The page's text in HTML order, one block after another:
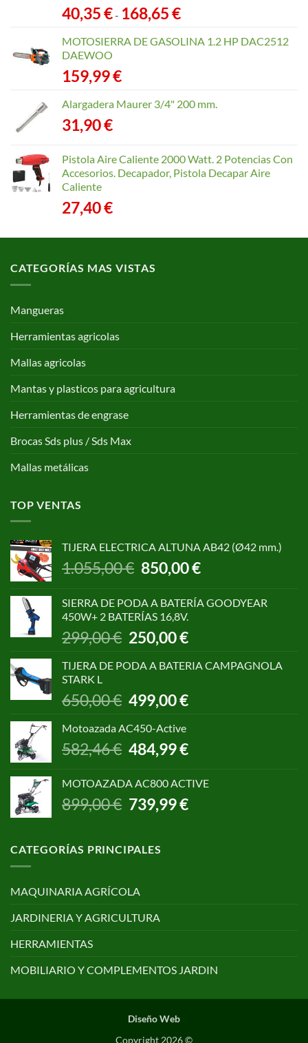
40,35€- 168,65€Rango
precios:
MOTOSIERRA DE GASOLINA 1.2 HP DAC2512
DAEWOO
159,99€
Alargadera Maurer 3/4" 200 mm.
31,90€
Pistola Aire Caliente 2000 Watt. 2 Potencias Con
Accesorios. Decapador, Pistola Decapar Aire
Caliente
27,40€
CATEGORÍAS MAS VISTAS
Mangueras
Herramientas agricolas
Mallas agricolas
Mantas y plasticos para agricultura
Herramientas de engrase
Brocas Sds plus / Sds Max
Mallas metálicas
TOP VENTAS
TIJERA ELECTRICA ALTUNA AB42 (Ø42 mm.)
1.055,00€ El
precio
era:
1.055,00 €.
850,00€El
es:
SIERRA DE PODA A BATERÍA GOODYEAR
450W+ 2 BATERÍAS 16,8V.
299,00€ El
precio
original
299,00 €.
250,00€El
actual
250,00 €.
TIJERA DE PODA A BATERIA CAMPAGNOLA
STARK L
650,00€
El
precio
original
650,00 €.
499,00€El
499,00 €.
Motoazada AC450-Active
582,46€
El
precio
era:
582,46 €.
484,99€El
es:
484,99 €.
MOTOAZADA AC800 ACTIVE
899,00€ El
precio
era:
739,99€El
CATEGORÍAS PRINCIPALES
MAQUINARIA AGRÍCOLA
JARDINERIA Y AGRICULTURA
HERRAMIENTAS
MOBILIARIO Y COMPLEMENTOS JARDIN
Diseño Web
Copyright 2026 ©